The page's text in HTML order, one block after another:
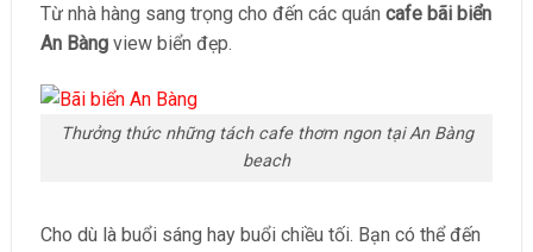
Từ nhà hàng sang trọng cho đến các quán cafe bãi biển
An Bàngview biển đẹp.
Thưởng thức những tách cafe thơm ngon tại An Bàng
beach
Cho dù là buổi sáng hay buổi chiều tối. Bạn có thể đến